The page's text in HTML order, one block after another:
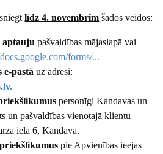
līdz 4. novembrim šādos veidos:
aptauju pašvaldības mājaslapā vai
forms/...
e-pastā uz adresi:
personīgi Kandavas un
un pašvaldības vienotajā klientu
ielā 6, Kandavā.
pie Apvienības ieejas